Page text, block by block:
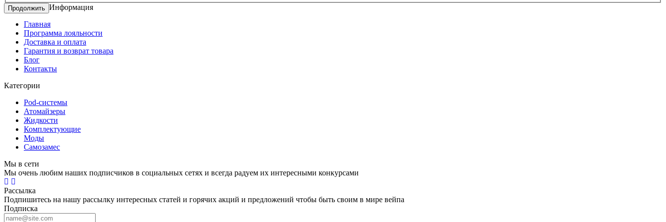
Продолжить Информация
Главная
Программа лояльности
Доставка и оплата
Гарантия и возврат товара
Блог
Контакты
Категории
Pod-системы
Атомайзеры
Жидкости
Комплектующие
Моды
Самозамес
Мы в сети
Мы очень любим наших подписчиков в социальных сетях и всегда радуем их интересными конкурсами
Рассылка
Подпишитесь на нашу рассылку интересных статей и горячих акций и предложений чтобы быть своим в мире вейпа
Подписка